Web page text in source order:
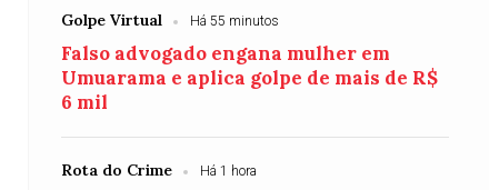
Golpe Virtual Há 55 minutos
Falso advogado engana mulher em
Umuarama e aplica golpe de mais de R$
6 mil
Rota do Crime Há 1 hora